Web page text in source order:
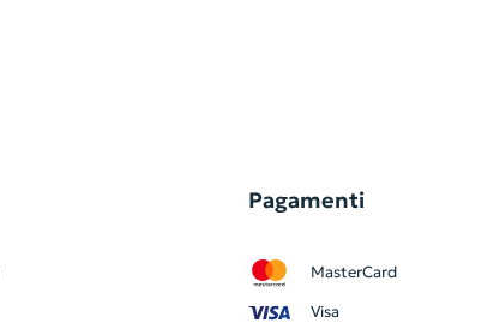
Pagamenti
MasterCard
Visa